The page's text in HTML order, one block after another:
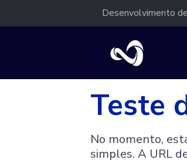
Desenvolvimento
Teste
No momento,
simples. A URL